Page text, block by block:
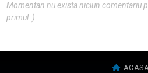
Momentan nu exista niciun comentariu
primul :)
ACASA